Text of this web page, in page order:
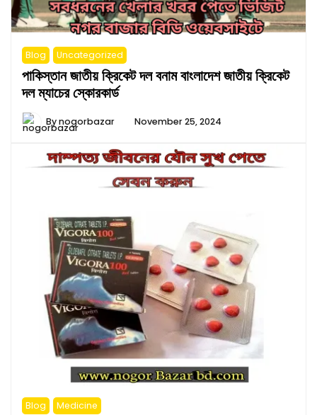
Blog Uncategorized
পাকিস্তান জাতীয় ক্রিকেট দল বনাম বাংলাদেশ জাতীয় ক্রিকেট
দল ম্যাচের স্কোরকার্ড
Bynogorbazar November 25, 2024
Blog Medicine